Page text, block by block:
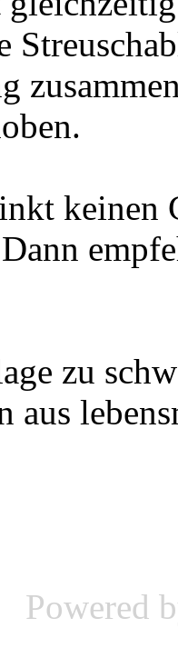
keinen
zu
aus
Powered